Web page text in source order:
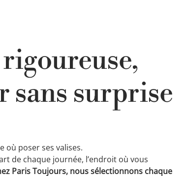
sans surprise
où poser ses valises.
de chaque journée, l’endroit où vous
Paris Toujours, nous sélectionnons chaque